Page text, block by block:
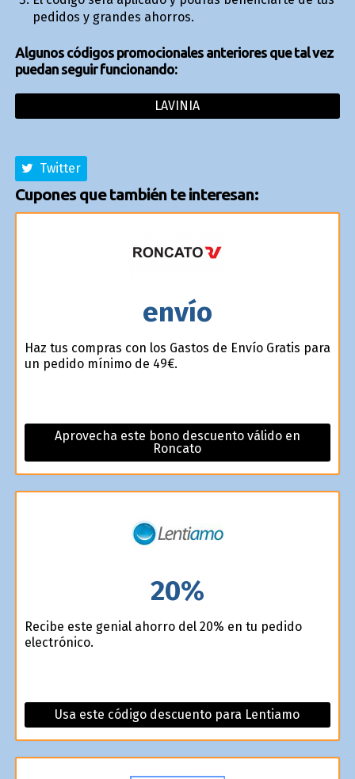
pedidos y grandes ahorros.
Algunos códigos promocionales anteriores que tal vez
puedan seguir funcionando:
LAVINIA
Twitter
Cupones que también te interesan:
envío
Haz tus compras con los Gastos de Envío Gratis para
un pedido mínimo de 49€.
Aprovecha este bono descuento válido en
Roncato
20%
Recibe este genial ahorro del 20% en tu pedido
electrónico.
Usa este código descuento para Lentiamo